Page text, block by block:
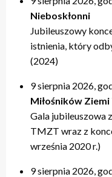
Nieboskłonni
Jubileuszowy
istnienia, który
(2024)
9 sierpnia 2026,
Miłośników
Gala jubileuszowa
TMZT wraz z
września 2020 r.)
9 sierpnia 2026,